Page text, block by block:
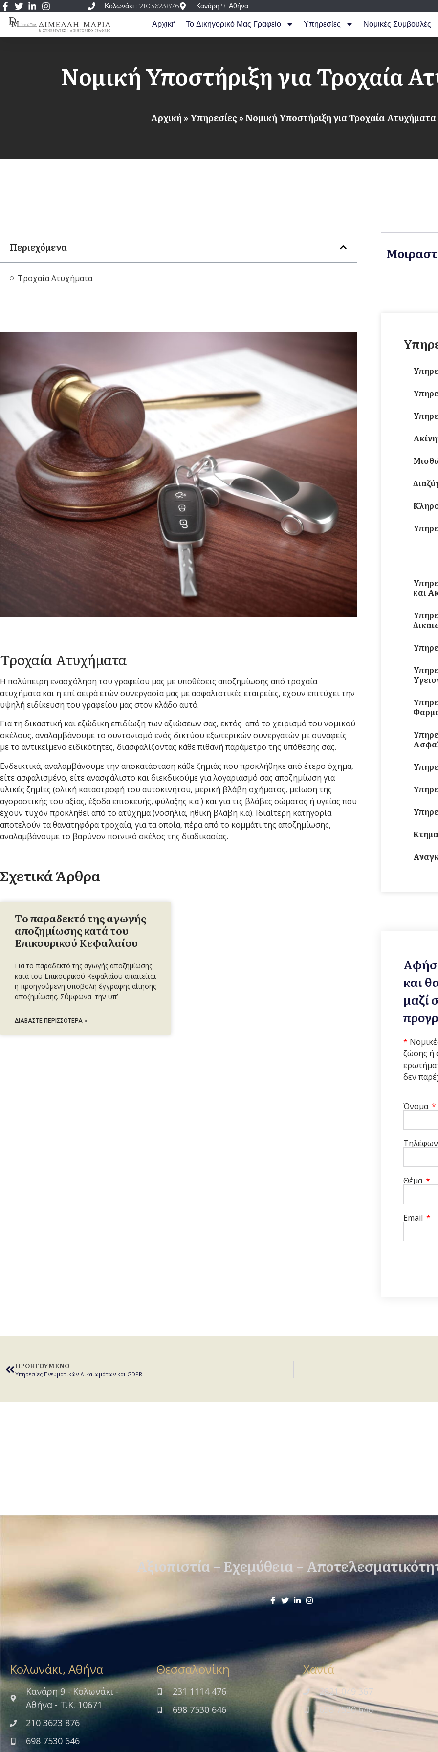
Κολωνάκι : 2103623876 Κανάρη 9, Αθήνα
Αρχική Το Δικηγορικό Μας Γραφείο Υπηρεσίες Νομικές Συμβουλές
Νομική Υποστήριξη για Τροχαία
Αρχική»Υπηρεσίες»Νομική Υποστήριξη για Τροχαία Ατυχήματα
Περιεχόμενα
Τροχαία Ατυχήματα
Τροχαία Ατυχήματα
Η πολύπειρη ενασχόληση του γραφείου μας με υποθέσεις αποζημίωσης από τροχαία
ατυχήματα και η επί σειρά ετών συνεργασία μας με ασφαλιστικές εταιρείες, έχουν επιτύχει την
υψηλή ειδίκευση του γραφείου μας στον κλάδο αυτό.
Για τη δικαστική και εξώδικη επιδίωξη των αξιώσεων σας, εκτός από το χειρισμό του νομικού
σκέλους, αναλαμβάνουμε το συντονισμό ενός δικτύου εξωτερικών συνεργατών με συναφείς
με το αντικείμενο ειδικότητες, διασφαλίζοντας κάθε πιθανή παράμετρο της υπόθεσης σας.
Ενδεικτικά, αναλαμβάνουμε την αποκατάσταση κάθε ζημιάς που προκλήθηκε από έτερο όχημα,
είτε ασφαλισμένο, είτε ανασφάλιστο και διεκδικούμε για λογαριασμό σας αποζημίωση για
υλικές ζημίες (ολική καταστροφή του αυτοκινήτου, μερική βλάβη οχήματος, μείωση της
αγοραστικής του αξίας, έξοδα επισκευής, φύλαξης κ.α ) και για τις βλάβες σώματος ή υγείας που
έχουν τυχόν προκληθεί από το ατύχημα (νοσήλια, ηθική βλάβη κ.α). Ιδιαίτερη κατηγορία
αποτελούν τα θανατηφόρα τροχαία, για τα οποία, πέρα από το κομμάτι της αποζημίωσης,
αναλαμβάνουμε το βαρύνον ποινικό σκέλος της διαδικασίας.
Σχετικά Άρθρα
Tο παραδεκτό της αγωγής
αποζημίωσης κατά του
Επικουρικού Κεφαλαίου
Για το παραδεκτό της αγωγής αποζημίωσης
κατά του Επικουρικού Κεφαλαίου απαιτείται
η προηγούμενη υποβολή έγγραφης αίτησης
αποζημίωσης. Σύμφωνα την υπ’
ΔΙΑΒΆΣΤΕ ΠΕΡΙΣΣΌΤΕΡΑ »
και
και
μαζί
*
ζώσης ή
δεν
Όνομα
Θέμα
Email
ΠΡΟΗΓΟΎΜΕΝΟ
Υπηρεσίες Πνευματικών Δικαιωμάτων και GDPR
Αξιοπιστία – Εχεμύθεια –
Κολωνάκι, Αθήνα
Κανάρη 9 - Κολωνάκι -
Αθήνα - Τ.Κ. 10671
210 3623 876
698 7530 646
Θεσσαλονίκη
231 1114 476
698 7530 646
Χανιά
2821 049 367
698 7530 646